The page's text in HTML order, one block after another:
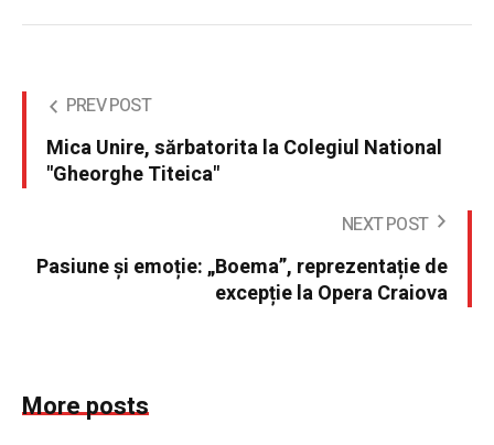
PREV POST
Mica Unire, sărbatorita la Colegiul National
"Gheorghe Titeica"
NEXT POST
Pasiune și emoție: „Boema”, reprezentație de
excepție la Opera Craiova
More posts